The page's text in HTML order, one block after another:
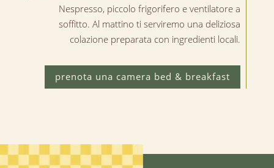
Nespresso, piccolo frigorifero e ventilatore a
soffitto. Al mattino ti serviremo una deliziosa
colazione preparata con ingredienti locali.
prenota una camera bed & breakfast